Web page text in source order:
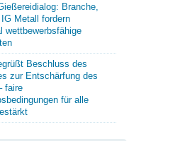
Branche,
IG Metall fordern
wettbewerbsfähige
Beschluss des
zur Entschärfung des
faire
für alle